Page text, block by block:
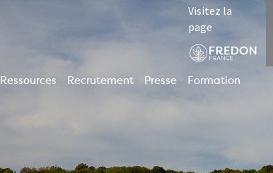
Visitez la
page
Ressources Recrutement Presse Formation